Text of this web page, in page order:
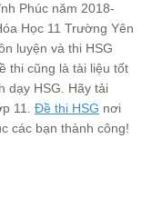
Phúc năm 2018-
Học 11 Trường Yên
luyện và thi HSG
thi cũng là tài liệu tốt
dạy HSG. Hãy tải
11. Đề thi HSG nơi
các bạn thành công!